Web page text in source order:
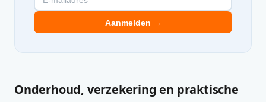
Aanmelden →
Onderhoud, verzekering en praktische